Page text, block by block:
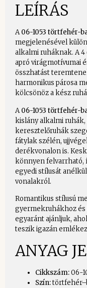
LEÍRÁS
A06-1053 törtfehér-
megjelenésével
alkalmi ruháknak. A 4
apró virágmotívumai
összhatást
harmonikus párosa
kölcsönöz a kész
A06-1053 törtfehér-
kislány alkalmi
keresztelőruhák
fátylak szélén,
derékvonalon is.
könnyen felvarrható,
egyedi stílusát
vonalakról.
Romantikus stílusú
gyermekruhákhoz
egyaránt ajánljuk,
teszik igazán
ANYAG
Cikkszám:06-
Szín: